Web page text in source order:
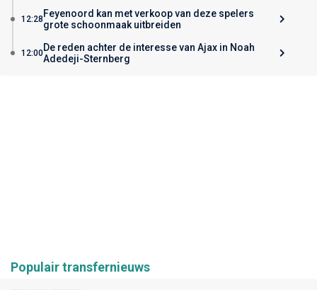
12:28 Feyenoord kan met verkoop van deze spelers
grote schoonmaak uitbreiden
12:00De reden achter de interesse van Ajax in Noah
Adedeji-Sternberg
Populair transfernieuws